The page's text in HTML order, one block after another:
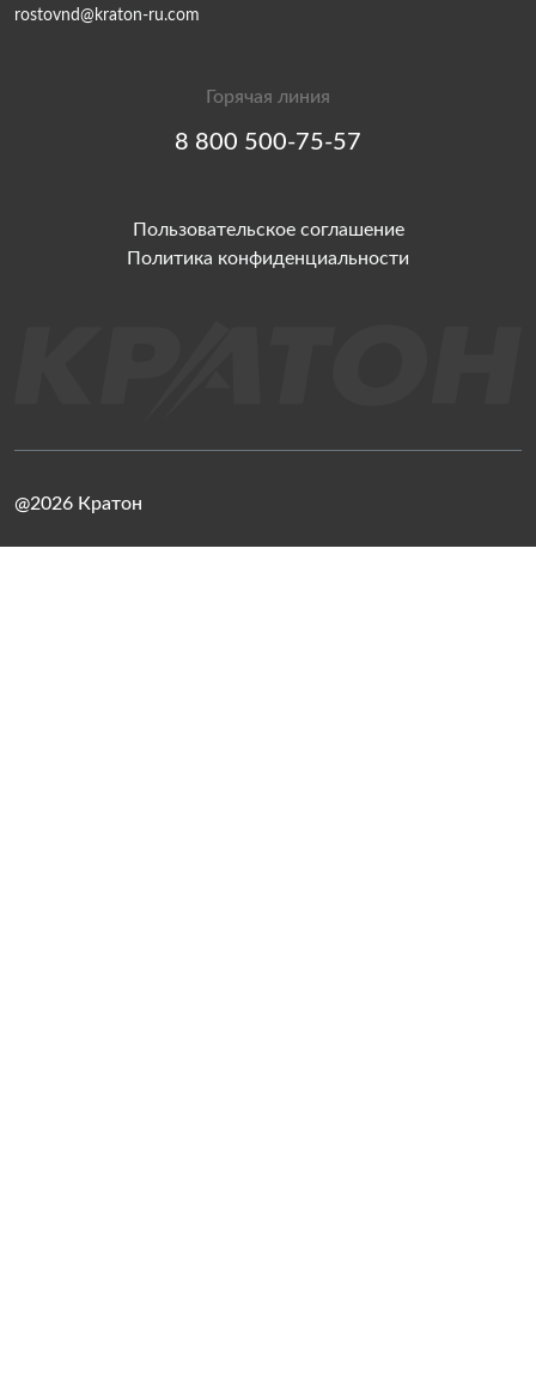
rostovnd@kraton-ru.com
Горячая линия
8 800 500-75-57
Пользовательское соглашение
Политика конфиденциальности
@2026 Кратон